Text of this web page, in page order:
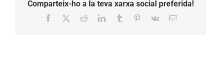
Comparteix-ho a la teva xarxa social preferida!
Facebook RedditLinkedInTumblr Pinterest
Vk Email: